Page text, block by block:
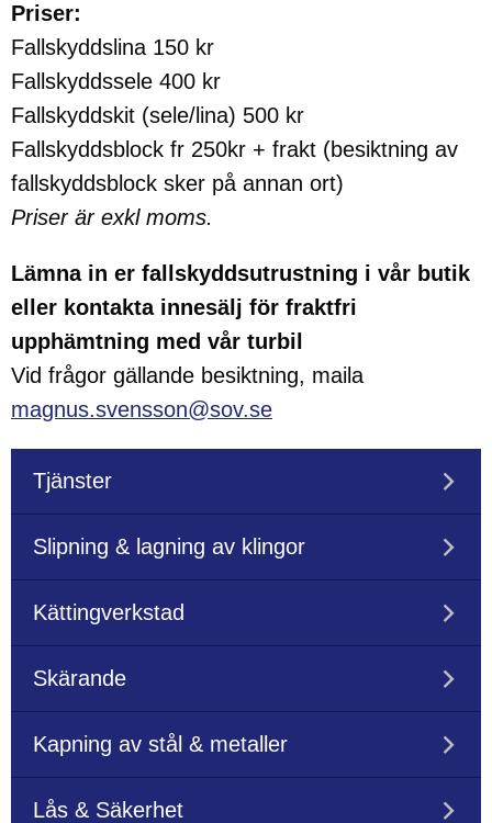
Priser:
Fallskyddslina 150 kr
Fallskyddssele 400 kr
Fallskyddskit (sele/lina) 500 kr
Fallskyddsblock fr 250kr + frakt (besiktning av
fallskyddsblock sker på annan ort)
Priser är exkl moms.
Lämna in er fallskyddsutrustning i vår butik
eller kontakta innesälj för fraktfri
upphämtning med vår turbil
Vid frågor gällande besiktning, maila
magnus.svensson@sov.se
Tjänster
Slipning & lagning av klingor
Kättingverkstad
Skärande
Kapning av stål & metaller
Lås & Säkerhet